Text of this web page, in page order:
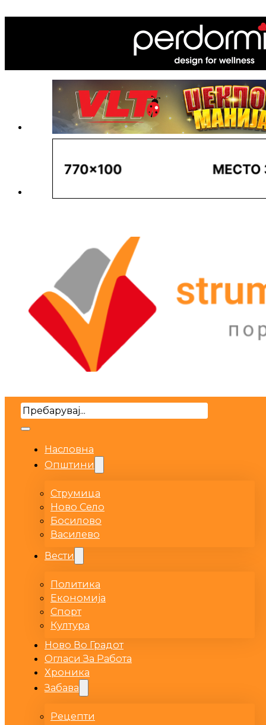
Search
Насловна
Општини
Струмица
Ново Село
Босилово
Василево
Вести
Политика
Економија
Спорт
Култура
Ново Во Градот
Огласи За Работа
Хроника
Забава
Рецепти